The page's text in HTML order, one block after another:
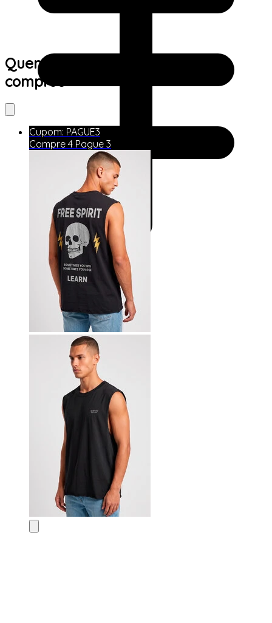
Quem viu este produto também
comprou